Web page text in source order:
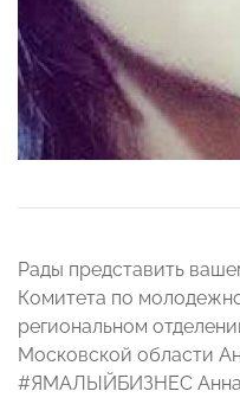
Рады представить
Комитета по
региональном
Московской области
#ЯМАЛЫЙБИЗНЕС